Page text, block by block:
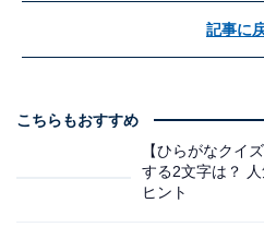
記事に
こちらもおすすめ
【ひらがなクイ
する2文字は？
ヒント